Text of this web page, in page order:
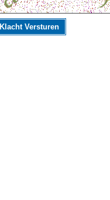
Klacht Versturen